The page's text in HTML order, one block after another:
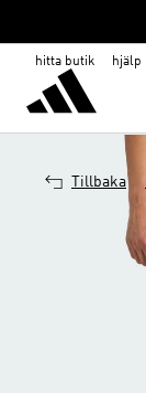
hitta butik hjälp
Tillbaka